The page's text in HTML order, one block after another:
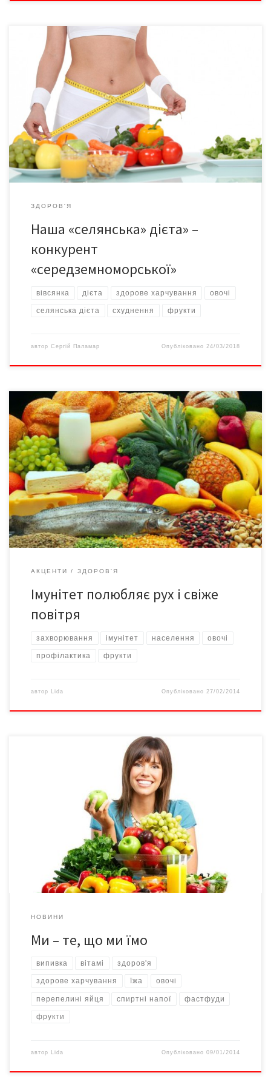
Дослідники з Університету Лестера назвали вікторіанську
дієту найефективнішим способом схуднення. Дієтологи та
експерти з оздоровлення дійшли висновку, що британська
«дієта для бідних» не лише допомагає худнути, але й
максимально швидко насичує організм потрібними вітамінами.
З’ясувалося, що від початку прийнятий як «дієта для бідних»
курс харчування, що містив картоплю, вівсяну кашу, […]
ЗДОРОВ'Я
Наша «селянська» дієта» –
конкурент
«середземноморської»
вівсянка дієта здорове харчування овочі
селянська дієта схуднення фрукти
автор Сергій Паламар Опубліковано 24/03/2018
Щороку 1 березня медична громадськість відзначає Всесвітній
день імунітету. Рішення про цю дату прийняте за ініціативою
ВООЗ 2002 року з метою привернення суспільної уваги до
проблем, пов’язаних з поширенням різних імунних
захворювань, а також зі збереженням та зміцненням
імунітету. Про імунітет і шляхи його зміцнення говоримо з
Галиною КОВАЛЬ, обласним […]
АКЦЕНТИ ЗДОРОВ'Я
Імунітет полюбляє рух і свіже
повітря
захворювання імунітет населення овочі
профілактика фрукти
автор Lida Опубліковано 27/02/2014
Ці слова сказав іще великий Гіппократ, актуальність вони не
втратили й донині. Здорове харчування впливає позитивно не
лише на наше здоров’я, але й на наш зовнішній вигляд. А чи
робимо ми щось для того? Придивіться уважніше до свого
раціону: можливо, ви вже стали заручником свого шлунка та
звикли до канцерогенів. […]
НОВИНИ
Ми – те, що ми їмо
випивка вітамі здоров'я
здорове харчування їжа овочі
перепелині яйця спиртні напої фастфуди
фрукти
автор Lida Опубліковано09/01/2014